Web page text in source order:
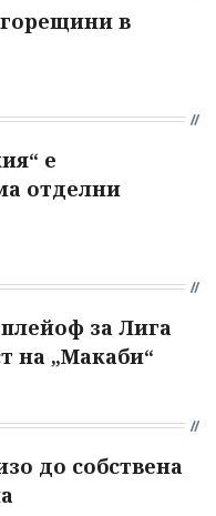
в
е
отделни
за Лига
на „Макаби“
до собствена